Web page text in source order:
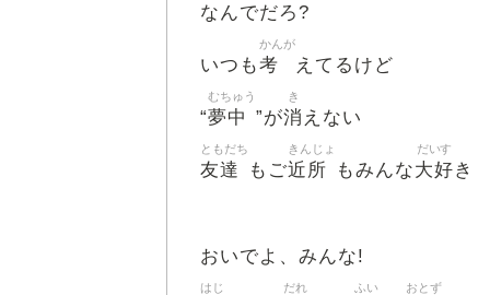
なんでだろ?
いつも考
かんが
えてるけど
“夢中
むちゅう
”が消
き
えない
友達
ともだち
もご近所
きんじょ
もみんな大好
だいす
き
おいでよ、みんな!
はじ だれ ふい おとず